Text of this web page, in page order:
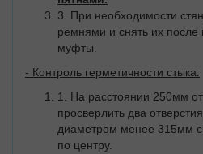
3. При необходимости
ремнями и снять их после
муфты.
- Контроль герметичности стыка:
1. На расстоянии 250мм
просверлить два
диаметром менее 315мм
по центру.